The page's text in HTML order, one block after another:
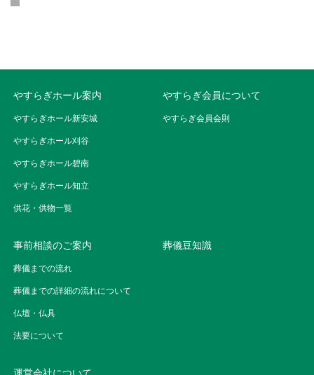
やすらぎホール案内
やすらぎホール新安城
やすらぎホール刈谷
やすらぎホール碧南
やすらぎホール知立
供花・供物一覧
やすらぎ会員について
やすらぎ会員会則
事前相談のご案内
葬儀までの流れ
葬儀までの詳細の流れについて
仏壇・仏具
法要について
葬儀豆知識